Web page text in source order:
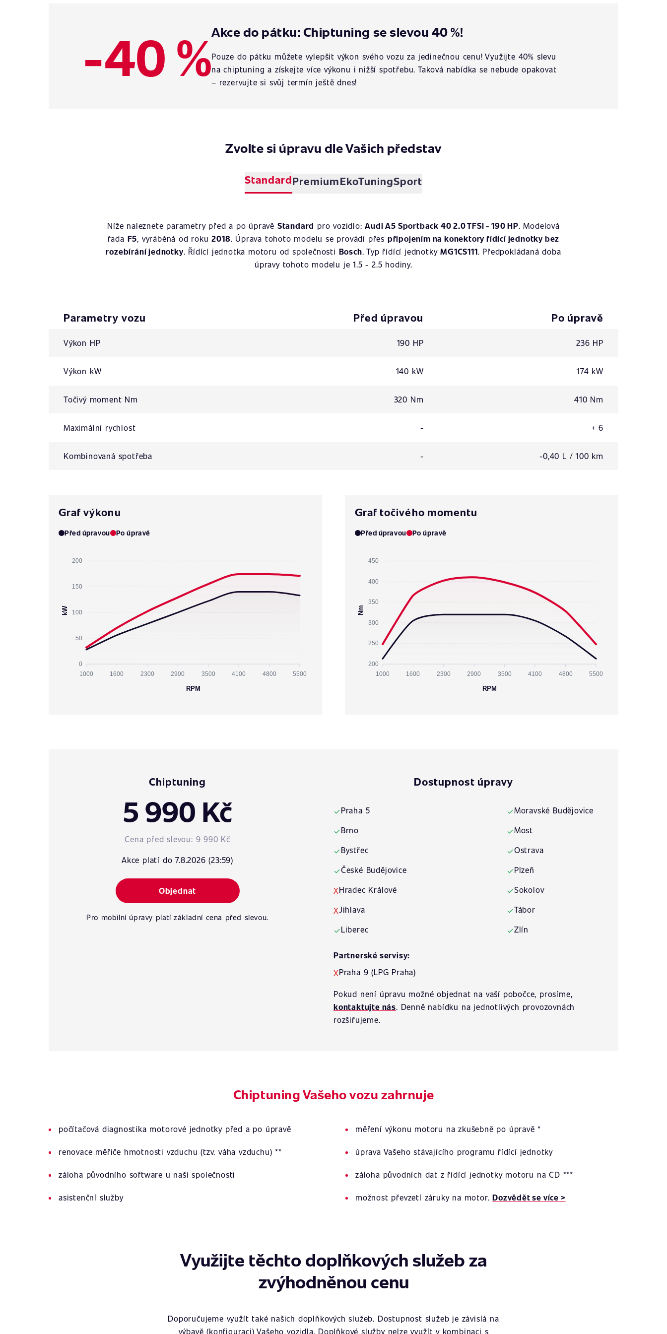
-40 %Akce do pátku: Chiptuning se slevou 40 %!
Pouze do pátku můžete vylepšit výkon svého vozu za jedinečnou cenu! Využijte 40% slevu
na chiptuning a získejte více výkonu i nižší spotřebu. Taková nabídka se nebude opakovat
– rezervujte si svůj termín ještě dnes!
Zvolte si úpravu dle Vašich představ
StandardPremiumEkoTuningSport
Níže naleznete parametry před a po úpravě Standard pro vozidlo:Audi A5 Sportback 40 2.0 TFSI - 190 HP. Modelová
řada F5, vyráběná od roku2018. Úprava tohoto modelu se provádí přes připojením na konektory řídící jednotky bez
rozebírání jednotky. Řídící jednotka motoru od společnosti Bosch. Typ řídící jednotkyMG1CS111. Předpokládaná doba
úpravy tohoto modelu je 1.5 - 2.5 hodiny.
Parametry vozu Před úpravou Po úpravě
Výkon HP 190 HP 236 HP
Výkon kW 140 kW 174 kW
Točivý moment Nm 320 Nm 410 Nm
Maximální rychlost - + 6
Kombinovaná spotřeba - -0,40 L / 100 km
Graf výkonu
Před úpravou Po úpravě
200
150
100
50
0
kW
1000 1600 2300 2900 3500 4100 4800 5500
RPM
Graf točivého momentu
Před úpravou Po úpravě
450
400
350
300
250
200
Nm
1000 1600 2300 2900 3500 4100 4800 5500
RPM
Chiptuning
5 990 Kč
Cena před slevou: 9 990 Kč
Akce platí do 7.8.2026 (23:59)
Objednat
Pro mobilní úpravy platí základní cena před slevou.
Dostupnost úpravy
✓Praha 5
✓Brno
✓Bystřec
✓České Budějovice
XHradec Králové
XJihlava
✓Liberec
✓Moravské Budějovice
✓Most
✓Ostrava
✓Plzeň
✓Sokolov
✓Tábor
✓Zlín
Partnerské servisy:
XPraha 9 (LPG Praha)
Pokud není úpravu možné objednat na vaší pobočce, prosíme,
kontaktujte nás. Denně nabídku na jednotlivých provozovnách
rozšiřujeme.
Chiptuning Vašeho vozu zahrnuje
počítačová diagnostika motorové jednotky před a po úpravě měření výkonu motoru na zkušebně po úpravě *
renovace měřiče hmotnosti vzduchu (tzv. váha vzduchu) ** úprava Vašeho stávajícího programu řídící jednotky
záloha původního software u naší společnosti záloha původních dat z řídící jednotky motoru na CD ***
asistenční služby možnost převzetí záruky na motor.Dozvědět se více >
Využijte těchto doplňkových služeb za
zvýhodněnou cenu
Doporučujeme využít také našich doplňkových služeb. Dostupnost služeb je závislá na
výbavě (konfiguraci) Vašeho vozidla. Doplňkové služby nelze využít v kombinaci s